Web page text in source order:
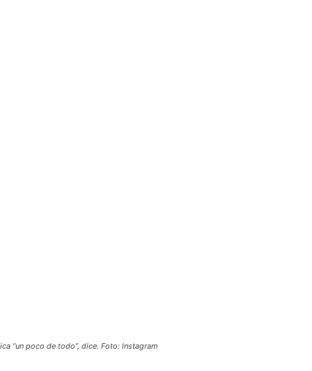
“un poco de todo”, dice. Foto: Instagram